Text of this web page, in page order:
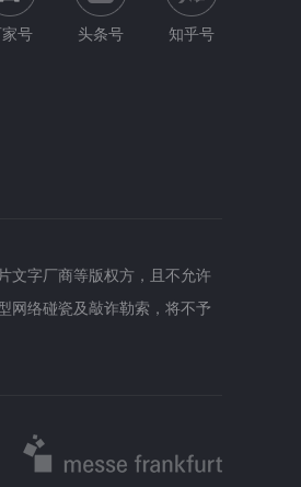
号 头条号 知乎号
文字厂商等版权方，且不允许
网络碰瓷及敲诈勒索，将不予